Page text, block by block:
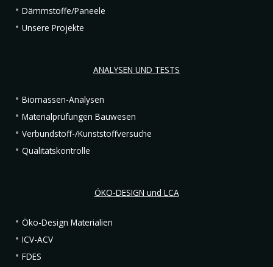
Dämmstoffe/Paneele
Unsere Projekte
ANALYSEN UND TESTS
Biomassen-Analysen
Materialprüfungen Bauwesen
Verbundstoff-/Kunststoffversuche
Qualitätskontrolle
ÖKO-DESIGN und LCA
Öko-Design Materialien
ICV-ACV
FDES